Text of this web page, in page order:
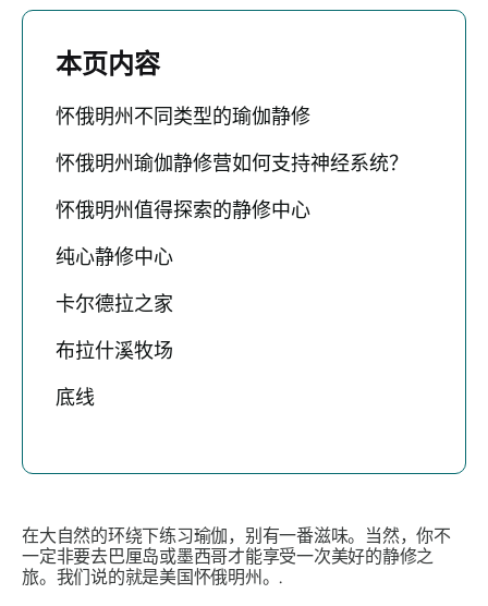
本页内容
怀俄明州不同类型的瑜伽静修
怀俄明州瑜伽静修营如何支持神经系统？
怀俄明州值得探索的静修中心
纯心静修中心
卡尔德拉之家
布拉什溪牧场
底线
在大自然的环绕下练习瑜伽，别有一番滋味。当然，你不
一定非要去巴厘岛或墨西哥才能享受一次美好的静修之
旅。我们说的就是美国怀俄明州。.